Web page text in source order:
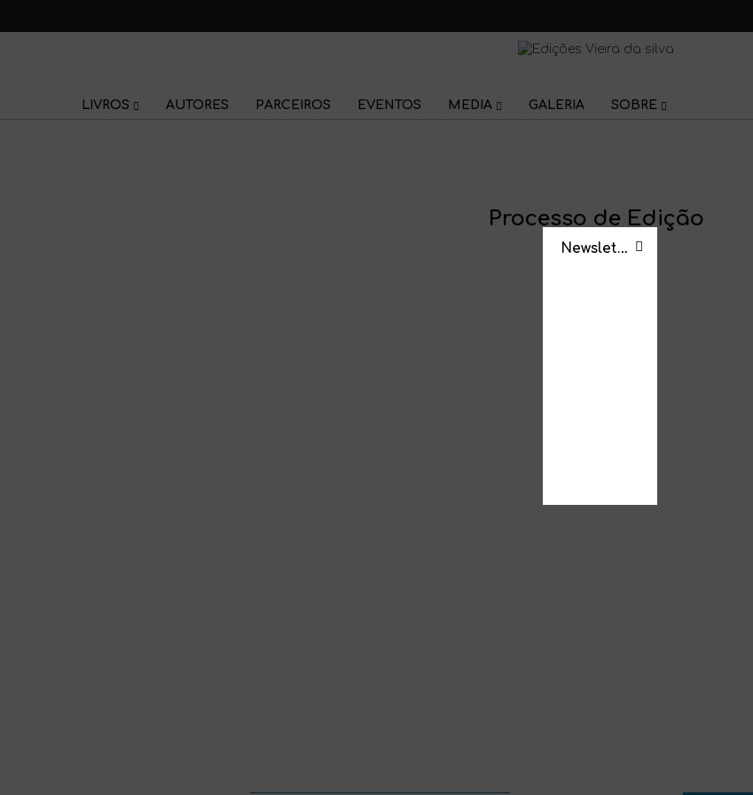
LIVROS AUTORES PARCEIROS EVENTOS MEDIA GALERIA SOBRE
Processo de Edição
Newsletter